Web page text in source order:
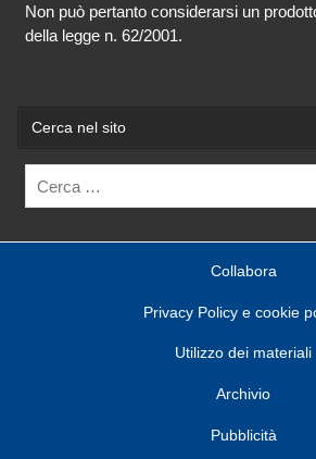
Non può pertanto considerarsi un
della legge n. 62/2001.
Cerca nel sito
Collabora
Privacy Policy e cookie
Utilizzo dei materiali
Archivio
Pubblicità